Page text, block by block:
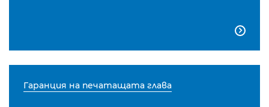

Гаранция на печатащата глава